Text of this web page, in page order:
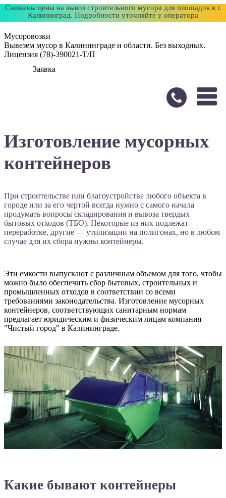
Снижены цены на вывоз строительного мусора для площадок в г.
Калининград. Подробности уточняйте у оператора
Мусоровозки
Вывезем мусор в Калининграде и области. Без выходных.
Лицензия (78)-390021-Т/П
Заявка
Изготовление мусорных
контейнеров
При строительстве или благоустройстве любого объекта в
городе или за его чертой всегда нужно с самого начала
продумать вопросы складирования и вывоза твердых
бытовых отходов (ТБО). Некоторые из них подлежат
переработке, другие — утилизации на полигонах, но в любом
случае для их сбора нужны контейнеры.
Эти емкости выпускают с различным объемом для того, чтобы
можно было обеспечить сбор бытовых, строительных и
промышленных отходов в соответствии со всеми
требованиями законодательства. Изготовление мусорных
контейнеров, соответствующих санитарным нормам
предлагает юридическим и физическим лицам компания
"Чистый город" в Калининграде.
Какие бывают контейнеры